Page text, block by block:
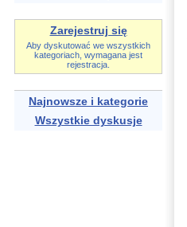
Zarejestruj się
Aby dyskutować we wszystkich
kategoriach, wymagana jest
rejestracja.
Najnowsze i kategorie
Wszystkie dyskusje